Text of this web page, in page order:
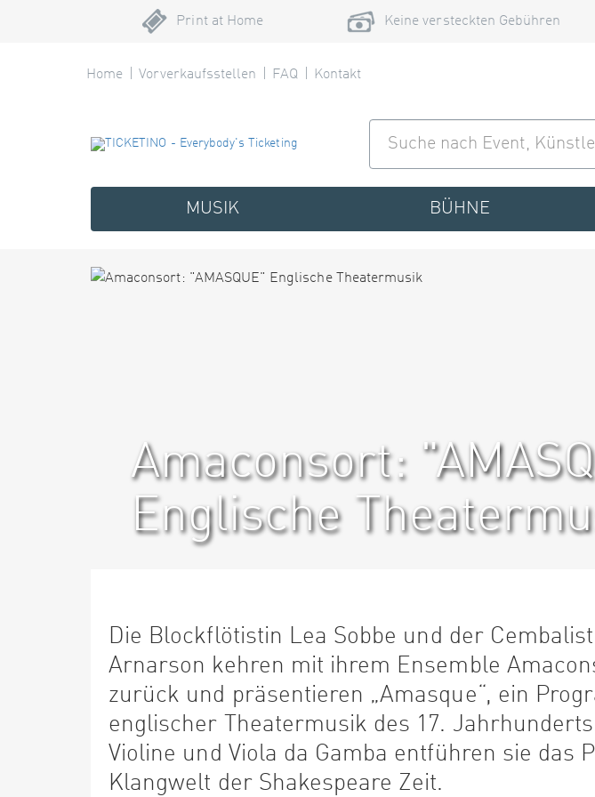
Print at Home Keine versteckten Gebühren
Home Vorverkaufsstellen FAQ Kontakt
MUSIK BÜHNE
Amaconsort:
Englische
Die Blockflötistin Lea Sobbe und der
Arnarson kehren mit ihrem Ensemble
zurück und präsentieren „Amasque“, ein
englischer Theatermusik des 17.
Violine und Viola da Gamba entführen sie das
Klangwelt der Shakespeare Zeit.